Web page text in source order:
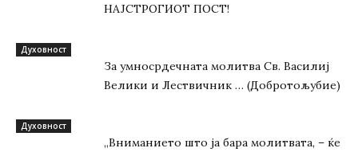
НАЈСТРОГИОТ ПОСТ!
Духовност
За умносрдечната молитва Св. Василиј
Велики и Лествичник … (Добротољубие)
Духовност
„Вниманието што jа бара молитвата, – ќе